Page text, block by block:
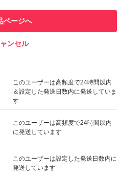
での取引実績があります
このユーザーは高頻度で24時間以内
＆設定した発送日数内に発送していま
す
このユーザーは高頻度で24時間以内
に発送しています
このユーザーは設定した発送日数内に
発送しています
ページへ
ンセル
いいね！
2,200